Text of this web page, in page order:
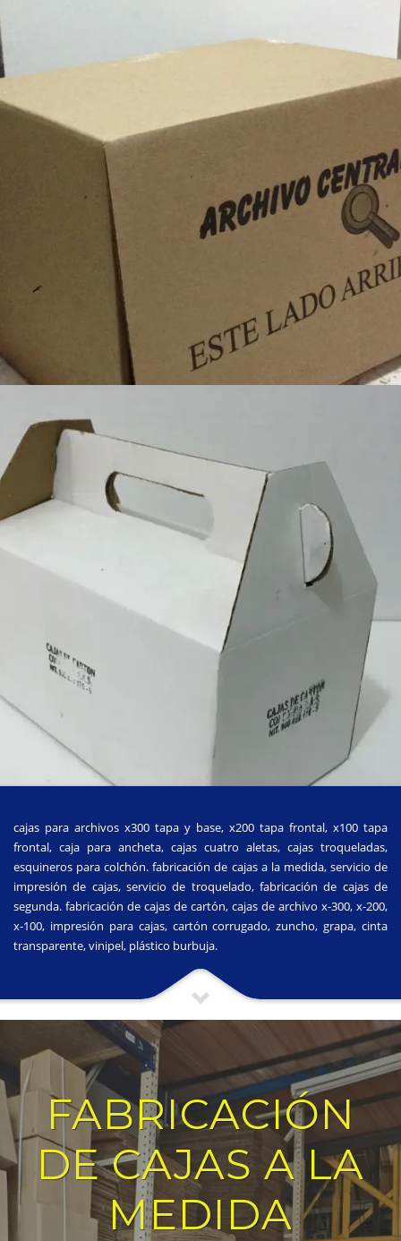
cajas para archivos x300 tapa y base, x200 tapa frontal, x100 tapa
frontal, caja para ancheta, cajas cuatro aletas, cajas troqueladas,
esquineros para colchón. fabricación de cajas a la medida, servicio de
impresión de cajas, servicio de troquelado, fabricación de cajas de
segunda. fabricación de cajas de cartón, cajas de archivo x-300, x-200,
x-100, impresión para cajas, cartón corrugado, zuncho, grapa, cinta
transparente, vinipel, plástico burbuja.
FABRICACIÓN
DE CAJAS A LA
MEDIDA